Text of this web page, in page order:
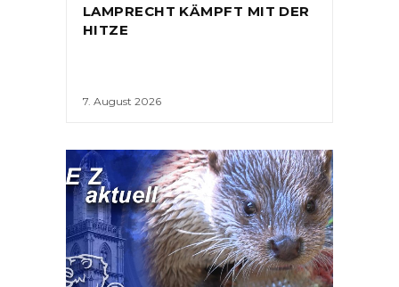
LAMPRECHT KÄMPFT MIT DER
HITZE
7. August 2026